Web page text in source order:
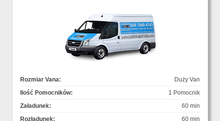
Rozmiar Vana:
Duży Van
Ilość Pomocników:
1 Pomocnik
Załadunek:
60 min
Rozładunek:
60 min